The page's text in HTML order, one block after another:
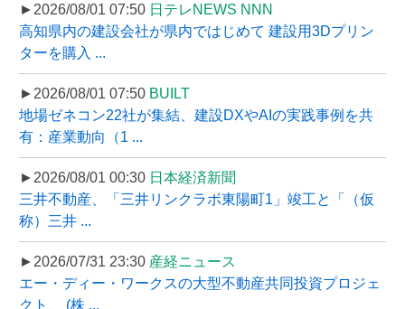
►2026/08/01 07:50 日テレNEWS NNN
高知県内の建設会社が県内ではじめて 建設用3Dプリン
ターを購入 ...
►2026/08/01 07:50 BUILT
地場ゼネコン22社が集結、建設DXやAIの実践事例を共
有：産業動向（1 ...
►2026/08/01 00:30 日本経済新聞
三井不動産、「三井リンクラボ東陽町1」竣工と「（仮
称）三井 ...
►2026/07/31 23:30 産経ニュース
エー・ディー・ワークスの大型不動産共同投資プロジェ
クト、 (株 ...